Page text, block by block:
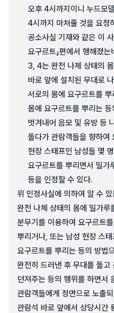
오후 4시까지이니 누드모
4시까지 마쳐줄 것을 요
공소사실 기재와 같은 이
요구르트」편에서 행해졌
3, 4는 완전 나체 상태의
바로 앞에 설치된 무대로
서로의 몸에 요구르트를
몸에 요구르트를 뿌리는
벗겨내어 음모 및 유방 등
돌다가 관람객들을 향하여
현장 스태프인 남성들 몇
요구르트를 뿌리면서 밀가
등을 인정할 수 있다.
위 인정사실에 의하여 알 수
완전 나체 상태의 몸에 밀가루
분무기를 이용하여 요구르트
뿌리거나, 또는 남성 현장 스
요구르트를 뿌리는 등의 방법
완전히 드러낸 후 무대를 돌고
던져주는 등의 행위를 하면서
관람객들에게 정면으로 노출
관람석 바로 앞에서 상당시간